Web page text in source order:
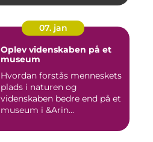
07. jan
Oplev videnskaben på et
museum
Hvordan forstås menneskets
plads i naturen og
videnskaben bedre end på et
museum i &Arin...